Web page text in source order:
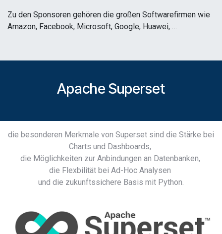
Zu den Sponsoren gehören die großen Softwarefirmen wie
Amazon, Facebook, Microsoft, Google, Huawei, …
Apache Superset
die besonderen Merkmale von Superset sind die Stärke bei
Charts und Dashboards,
die Möglichkeiten zur Anbindungen an Datenbanken,
die Flexbilität bei Ad-Hoc Analysen
und die zukunftssichere Basis mit Python.